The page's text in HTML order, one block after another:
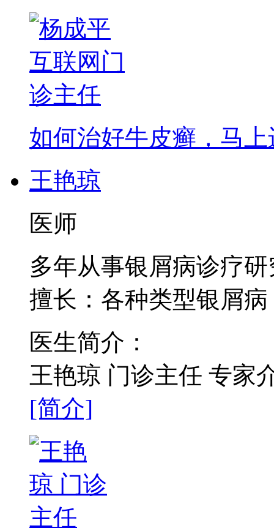
如何治好牛皮癣，马上
王艳琼
医师
多年从事银屑病诊疗研
擅长：各种类型银屑病
医生简介：
王艳琼 门诊主任 专家
[简介]